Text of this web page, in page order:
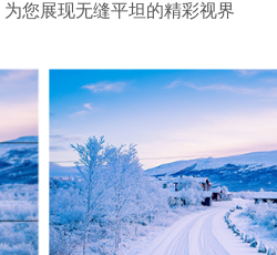
您展现无缝平坦的精彩视界